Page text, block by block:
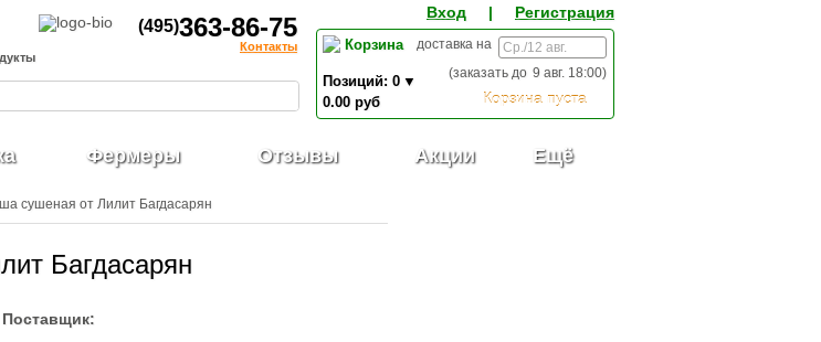
(495)363-86-75
Контакты
Вход | Регистрация
Корзина
Корзина пуста
доставка на
)
9 авг. 18:00
(заказать до
Позиций: 0
0.00 руб
0,00
Фермеры Отзывы Акции Ещё
сушеная от Лилит Багдасарян
Багдасарян
Поставщик: